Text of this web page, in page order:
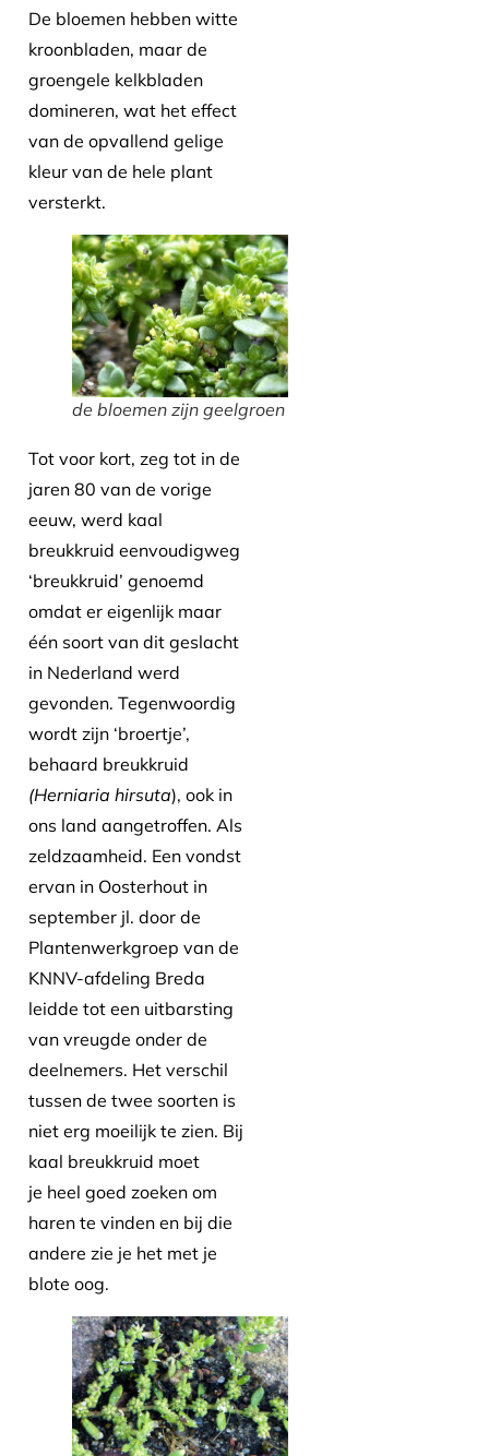
De bloemen hebben witte
kroonbladen, maar de
groengele kelkbladen
domineren, wat het effect
van de opvallend gelige
kleur van de hele plant
versterkt.
de bloemen zijn geelgroen
Tot voor kort, zeg tot in de
jaren 80 van de vorige
eeuw, werd kaal
breukkruid eenvoudigweg
‘breukkruid’ genoemd
omdat er eigenlijk maar
één soort van dit geslacht
in Nederland werd
gevonden. Tegenwoordig
wordt zijn ‘broertje’,
behaard breukkruid
(Herniaria hirsuta), ook in
ons land aangetroffen. Als
zeldzaamheid. Een vondst
ervan in Oosterhout in
september jl. door de
Plantenwerkgroep van de
KNNV-afdeling Breda
leidde tot een uitbarsting
van vreugde onder de
deelnemers. Het verschil
tussen de twee soorten is
niet erg moeilijk te zien. Bij
kaal breukkruid moet
je heel goed zoeken om
haren te vinden en bij die
andere zie je het met je
blote oog.